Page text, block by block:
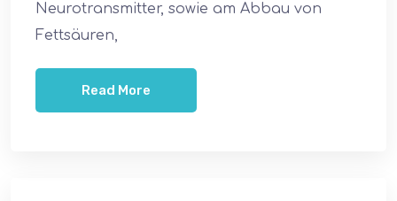
Neurotransmitter, sowie am Abbau von
Fettsäuren,
Read More